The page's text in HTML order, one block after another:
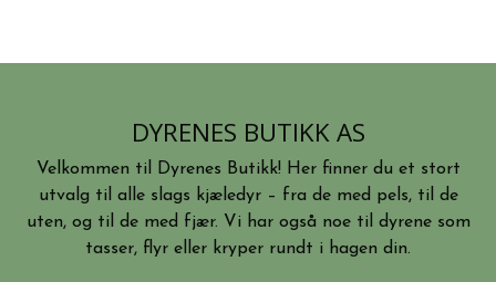
DYRENES BUTIKK AS
Velkommen til Dyrenes Butikk! Her finner du et stort
utvalg til alle slags kjæledyr – fra de med pels, til de
uten, og til de med fjær. Vi har også noe til dyrene som
tasser, flyr eller kryper rundt i hagen din.